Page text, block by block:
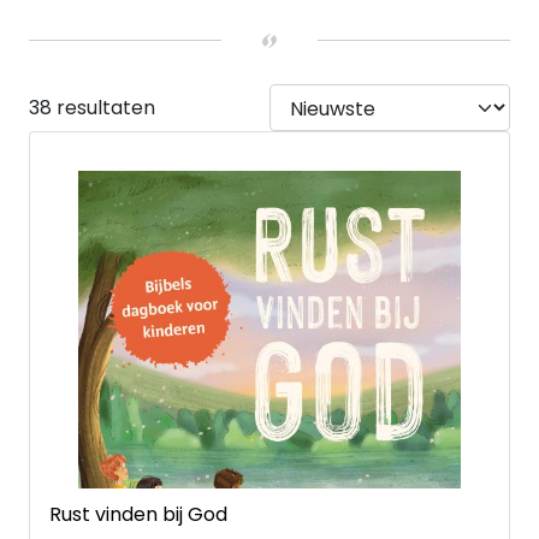
Advent (1)
Bijbelstudie
4 tot 6 jaar (3)
7 tot 9 jaar (16)
10 tot 12 jaar (30)
13 tot 15 jaar (12)
Young Adult (2)
UITVOERING
Hardback (9)
Paperback (29)
Kaarten (1)
38 resultaten
Rust vinden bij God